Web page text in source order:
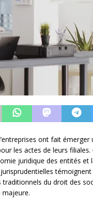
ont fait émerger
les actes de leurs
juridique des entités et
témoignent
du droit des